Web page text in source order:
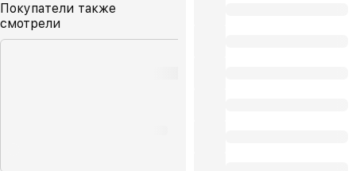
Покупатели также
смотрели